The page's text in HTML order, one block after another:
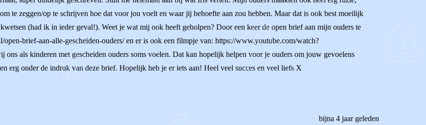
te zeggen/op te schrijven hoe dat voor jou voelt en waar jij behoefte aan zou hebben. Maar dat is ook best moeilijk
(had ik in ieder geval!). Weet je wat mij ook heeft geholpen? Door een keer de open brief aan mijn ouders te
brief-aan-alle-gescheiden-ouders/ en er is ook een filmpje van: https://www.youtube.com/watch?
als kinderen met gescheiden ouders soms voelen. Dat kan hopelijk helpen voor je ouders om jouw gevoelens
erg onder de indruk van deze brief. Hopelijk heb je er iets aan! Heel veel succes en veel liefs X
bijna 4 jaar geleden